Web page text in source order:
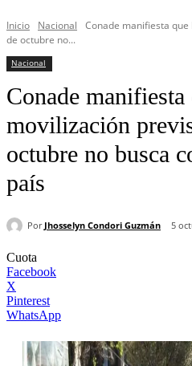
Inicio Nacional
Conade manifiesta
de octubre no...
Nacional
Conade manifiesta
movilización
octubre no busca
país
Por Jhosselyn Condori Guzmán 5
Cuota
Facebook
X
Pinterest
WhatsApp